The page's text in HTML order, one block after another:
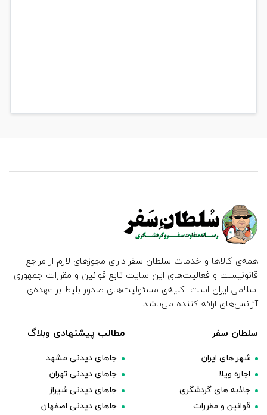
همه‌ی کالاها و خدمات سلطان سفر دارای مجوزهای لازم از مراجع
قانونیست و فعالیت‌های این سایت تابع قوانین و مقررات جمهوری
اسلامی ایران است. کلیه‌ی مسئولیت‌های صدور بلیط بر عهده‌ی
آژانس‌های ارائه کننده می‌باشد.
سلطان سفر
شهر های ایران
اجاره ویلا
جاذبه های گردشگری
قوانین و مقررات
مطالب پیشنهادی وبلاگ
جاهای دیدنی مشهد
جاهای دیدنی تهران
جاهای دیدنی شیراز
جاهای دیدنی اصفهان